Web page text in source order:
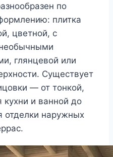
по
плитка
цветной, с
глянцевой или
Существует
— от тонкой,
и ванной до
отделки наружных